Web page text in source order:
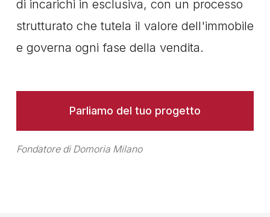
di incarichi in esclusiva, con un processo
strutturato che tutela il valore dell'immobile
e governa ogni fase della vendita.
Parliamo del tuo progetto
Fondatore di Domoria Milano